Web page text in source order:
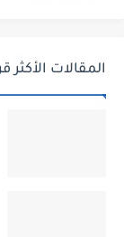
المقالات